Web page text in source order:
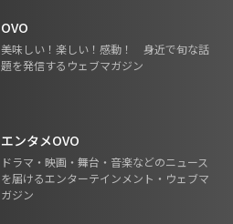
OVO
美味しい！楽しい！感動！ 身近で旬な話
題を発信するウェブマガジン
エンタメOVO
ドラマ・映画・舞台・音楽などのニュース
を届けるエンターテインメント・ウェブマ
ガジン